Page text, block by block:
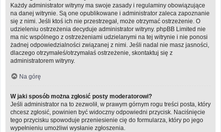
Każdy administrator witryny ma swoje zasady i regulaminy obowiązujące
na danej witrynie. Są one opublikowane i administrator zaleca zapoznanie
się z nimi. Jeśli ktoś ich nie przestrzegał, może otrzymać ostrzeżenie. O
udzieleniu ostrzeżenia decyduje administrator witryny. phpBB Limited nie
ma nic wspólnego z ostrzeżeniami udzielanymi na tej witrynie i nie ponosi
żadnej odpowiedzialności związanej z nimi. Jeśli nadal nie masz jasności,
dlaczego otrzymałeś/otrzymałaś ostrzeżenie, skontaktuj się z
administratorem witryny.
Na górę
W jaki sposób można zgłosić posty moderatorowi?
Jeśli administrator na to zezwolił, w prawym górnym rogu treści posta, który
chcesz zgłosić, powinien być widoczny odpowiedni przycisk. Naciśnięcie
tego przycisku spowoduje przeniesienie cię do formularza, który po jego
wypełnieniu umożliwi wysłanie zgłoszenia.